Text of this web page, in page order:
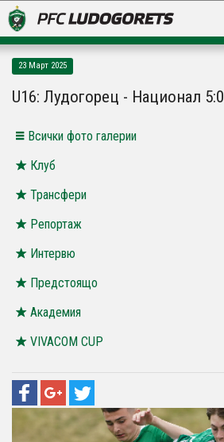
LUDOGORETS TV
СТАДИОН & БАЗИ
КЛУБ
ЗА ФЕНОВЕ
23 Март 2025
U16: Лудогорец - Национал 5:0
Всички фото галерии
Клуб
Трансфери
Репортаж
Интервю
Предстоящо
Академия
VIVACOM CUP